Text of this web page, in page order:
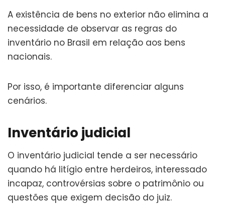
A existência de bens no exterior não elimina a
necessidade de observar as regras do
inventário no Brasil em relação aos bens
nacionais.
Por isso, é importante diferenciar alguns
cenários.
Inventário judicial
O inventário judicial tende a ser necessário
quando há litígio entre herdeiros, interessado
incapaz, controvérsias sobre o patrimônio ou
questões que exigem decisão do juiz.